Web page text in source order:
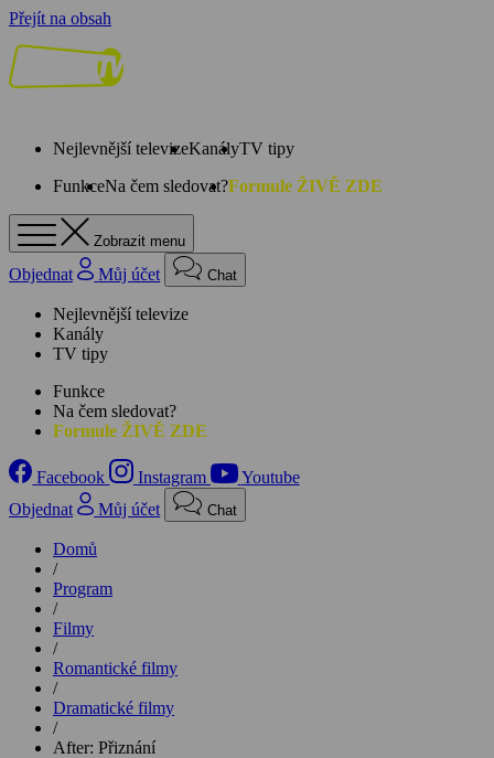
Přejít na obsah
Nejlevnější televizeKanályTV tipy
FunkceNa čem sledovat?Formule ŽIVĚ ZDE
Zobrazit menu
Objednat Můj účet Chat
Nejlevnější televize
Kanály
TV tipy
Funkce
Na čem sledovat?
Formule ŽIVĚ ZDE
Facebook Instagram
Youtube
Objednat
Můj účet Chat
Domů
/
Program
/
Filmy
/
Romantické filmy
/
Dramatické filmy
/
After: Přiznání